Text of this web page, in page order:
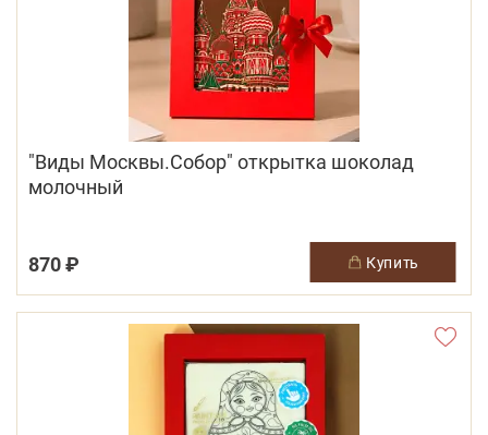
"Виды Москвы.Собор" открытка шоколад
молочный
870 ₽ купить